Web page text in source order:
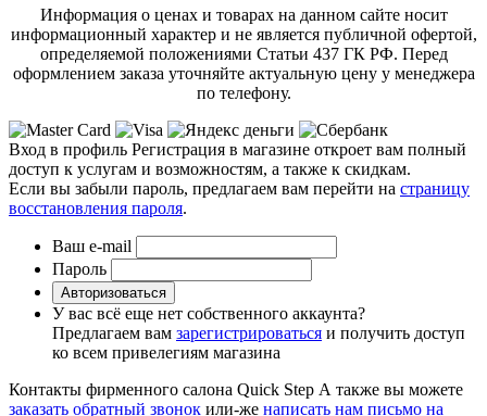
Информация о ценах и товарах на данном сайте носит
информационный характер и не является публичной офертой,
определяемой положениями Статьи 437 ГК РФ. Перед
оформлением заказа уточняйте актуальную цену у менеджера
по телефону.
Вход в профиль Регистрация в магазине откроет вам полный
доступ к услугам и возможностям, а также к скидкам.
Если вы забыли пароль, предлагаем вам перейти на страницу
восстановления пароля.
Ваш e-mail
Пароль
Авторизоваться
У вас всё еще нет собственного аккаунта?
Предлагаем вам зарегистрироваться и получить доступ
ко всем привелегиям магазина
Контакты фирменного салона Quick Step А также вы можете
заказать обратный звонок или-же написать нам письмо на